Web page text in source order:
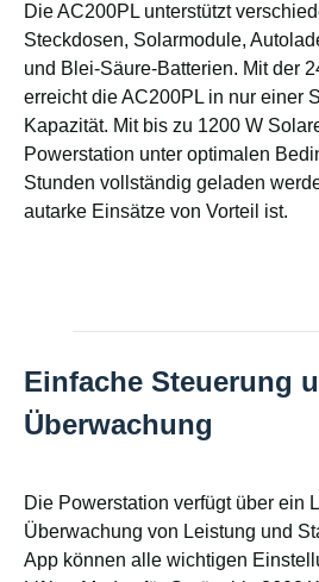
Die AC200PL unterstützt
Steckdosen, Solarmodule,
und Blei-Säure-Batterien. Mit der
erreicht die AC200PL in nur einer
Kapazität. Mit bis zu 1200 W
Powerstation unter optimalen
Stunden vollständig geladen
autarke Einsätze von Vorteil ist.
Einfache Steuerung
Überwachung
Die Powerstation verfügt über ein
Überwachung von Leistung und
App können alle wichtigen